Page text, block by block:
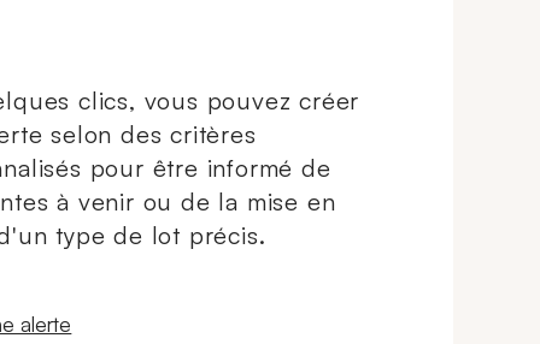
clics, vous pouvez créer
selon des critères
pour être informé de
à venir ou de la mise en
type de lot précis.
fenêtre
alerte